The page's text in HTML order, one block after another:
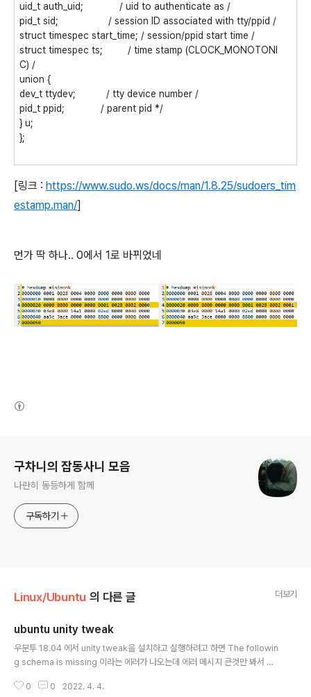
uid_t auth_uid; / uid to authenticate as /
pid_t sid; / session ID associated with tty/ppid /
struct timespec start_time; / session/ppid start time /
struct timespec ts; / time stamp (CLOCK_MONOTONI
C) /
union {
dev_t ttydev; / tty device number /
pid_t ppid; / parent pid */
} u;
};
[링크 : https://www.sudo.ws/docs/man/1.8.25/sudoers_tim
estamp.man/]
먼가 딱 하나.. 0에서 1로 바뀌었네
구차니의 잡동사니 모음
나란히 동등하게 함께
구독하기
Linux/Ubuntu 의 다른 글 더보기
ubuntu unity tweak
우분투 18.04 에서 unity tweak을 설치하고 실행하려고 하면 The followin
g schema is missing 이라는 에러가 나오는데 에러 메시지 큰것만 봐서 자
ify-osd [링크 : https://askubuntu.com/questions/965583/unity-tw
0 0 2022. 4. 4.